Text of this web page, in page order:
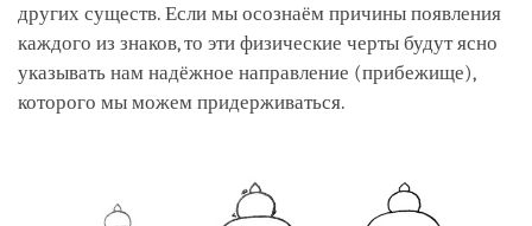
других существ. Если мы осознаём причины появления
каждого из знаков, то эти физические черты будут ясно
указывать нам надёжное направление (прибежище),
которого мы можем придерживаться.